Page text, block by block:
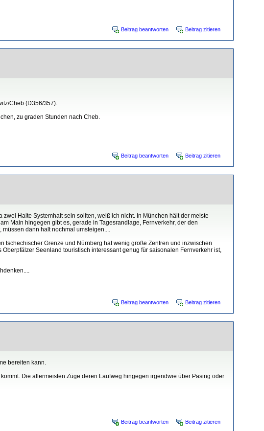
Beitrag beantworten Beitrag zitieren
Cheb (D356/357).
zu graden Stunden nach Cheb.
Beitrag beantworten Beitrag zitieren
Halte Systemhalt sein sollten, weiß ich nicht. In München hält der meiste
Main hingegen gibt es, gerade in Tagesrandlage, Fernverkehr, der den
dann halt nochmal umsteigen....
tschechischer Grenze und Nürnberg hat wenig große Zentren und inzwischen
Seenland touristisch interessant genug für saisonalen Fernverkehr ist,
Beitrag beantworten Beitrag zitieren
bereiten kann.
Die allermeisten Züge deren Laufweg hingegen irgendwie über Pasing oder
Beitrag beantworten Beitrag zitieren